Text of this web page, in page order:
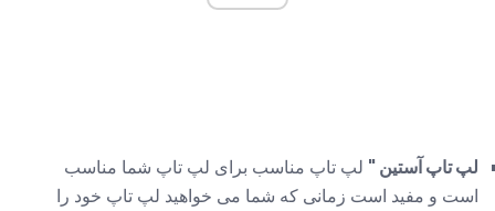
لپ تاپ آستین " لپ تاپ مناسب برای لپ تاپ شما مناسب
است و مفید است زمانی که شما می خواهید لپ تاپ خود را